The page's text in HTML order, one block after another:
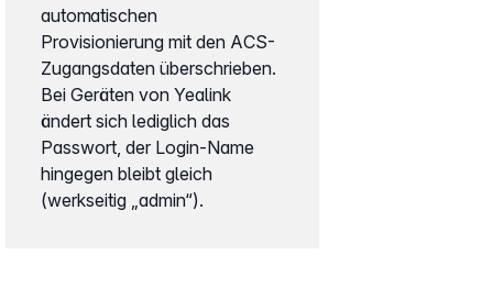
automatischen
Provisionierung mit den ACS-
Zugangsdaten überschrieben.
Bei Geräten von Yealink
ändert sich lediglich das
Passwort, der Login-Name
hingegen bleibt gleich
(werkseitig „admin“).